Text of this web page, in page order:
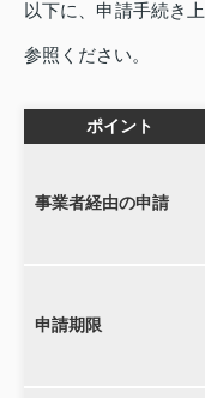
以下に、申請手続き
参照ください。
ポイント
事業者経由の申請
申請期限